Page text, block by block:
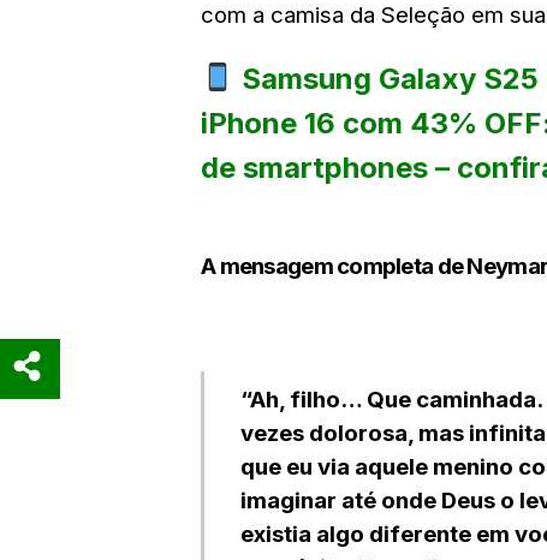
com a camisa da Seleção em
Samsung Galaxy
iPhone 16 com 43%
de smartphones –
A mensagem completa de
“Ah, filho… Que
vezes dolorosa, mas
que eu via aquele menino
imaginar até onde Deus o
existia algo diferente em